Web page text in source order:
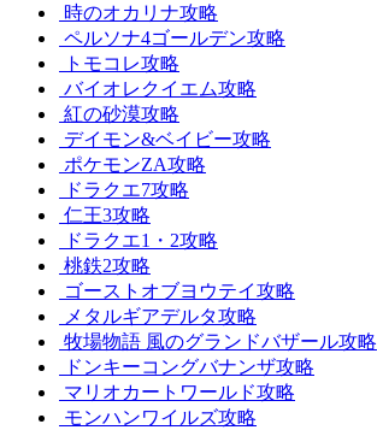
時のオカリナ攻略
ペルソナ4ゴールデン攻略
トモコレ攻略
バイオレクイエム攻略
紅の砂漠攻略
デイモン&ベイビー攻略
ポケモンZA攻略
ドラクエ7攻略
仁王3攻略
ドラクエ1・2攻略
桃鉄2攻略
ゴーストオブヨウテイ攻略
メタルギアデルタ攻略
牧場物語 風のグランドバザール攻略
ドンキーコングバナンザ攻略
マリオカートワールド攻略
モンハンワイルズ攻略